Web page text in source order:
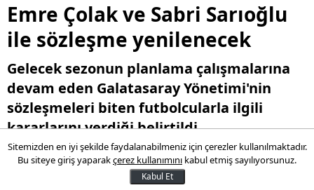
Emre Çolak ve Sabri Sarıoğlu
ile sözleşme yenilenecek
Gelecek sezonun planlama çalışmalarına
devam eden Galatasaray Yönetimi'nin
sözleşmeleri biten futbolcularla ilgili
kararlarını verdiği belirtildi.
13 Mayıs 2016 15:25
Sitemizden en iyi şekilde faydalanabilmeniz için çerezler kullanılmaktadır.
Bu siteye giriş yaparakçerez kullanımını kabul etmiş sayılıyorsunuz.
Kabul Et